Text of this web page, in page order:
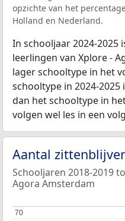
opzichte van het
Holland en Nederland.
In schooljaar 2024-2025
leerlingen van Xplore -
lager schooltype in het
schooltype in 2024-
dan het schooltype in
volgen wel les in een
Aantal
Schooljaren 2018-2019
Agora Amsterdam
70
70